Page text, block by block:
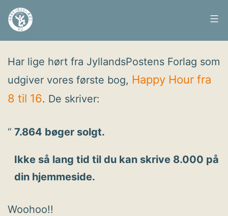
Fortsæt
Arbejdsglæde
Udgivet
Har lige hørt fra JyllandsPostens Forlag som
udgiver vores første bog, Happy Hour fra
8 til 16. De skriver:
7.864 bøger solgt.
Ikke så lang tid til du kan skrive 8.000 på
din hjemmeside.
Woohoo!!